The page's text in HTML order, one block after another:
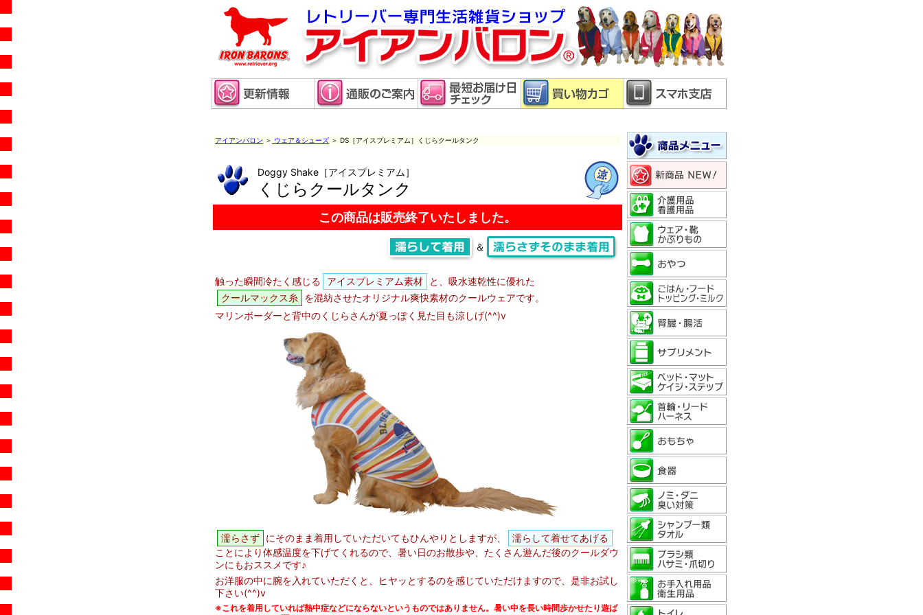
アイアンバロン ＞ ウェア＆シューズ ＞ DS［アイスプレミアム］くじらクールタンク
Doggy Shake［アイスプレミアム］
くじらクールタンク
この商品は販売終了いたしました。
＆
触った瞬間冷たく感じる アイスプレミアム素材
と、吸水速乾性に優れた
クールマックス糸
を混紡させたオリジナル爽快素材のクールウェアです。
マリンボーダーと背中のくじらさんが夏っぽく見た目も涼しげ(^^)v
濡らさず にそのまま着用していただいてもひんやりとしますが、
濡らして着せてあげる
ことにより体感温度を下げてくれるので、暑い日のお散歩や、たくさん遊んだ後のクールダウ
ンにもおススメです♪
お洋服の中に腕を入れていただくと、ヒヤッとするのを感じていただけますので、是非お試し
下さい(^^)v
※これを着用していれば熱中症などにならないというものではありません。暑い中を長い時間歩かせたり遊ば